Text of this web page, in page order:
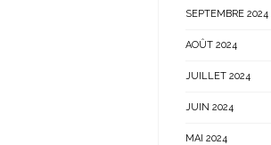
SEPTEMBRE 2024
AOÛT 2024
JUILLET 2024
JUIN 2024
MAI 2024